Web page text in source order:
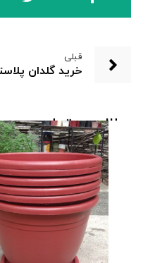
قبلی
خرید گلدان
مطالب مرتبط ...